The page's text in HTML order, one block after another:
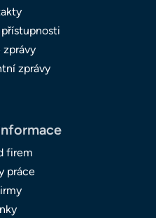
zprávy
zprávy
firem
práce